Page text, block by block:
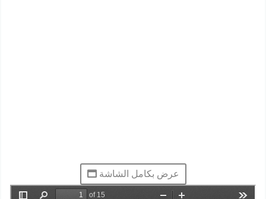
عرض بكامل الشاشة